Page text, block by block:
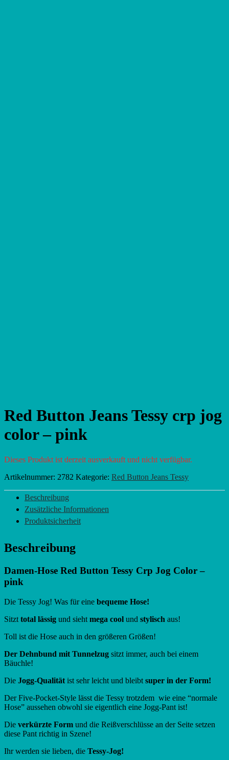
Red Button Jeans Tessy crp jog
color – pink
Dieses Produkt ist derzeit ausverkauft und nicht verfügbar.
Artikelnummer: 2782 Kategorie: Red Button Jeans Tessy
Beschreibung
Zusätzliche Informationen
Produktsicherheit
Beschreibung
Damen-Hose Red Button Tessy Crp Jog Color –
pink
Die Tessy Jog! Was für eine bequeme Hose!
Sitzt total lässig und sieht mega cool und stylisch aus!
Toll ist die Hose auch in den größeren Größen!
Der Dehnbund mit Tunnelzug sitzt immer, auch bei einem
Bäuchle!
Die Jogg-Qualität ist sehr leicht und bleibt super in der Form!
Der Five-Pocket-Style lässt die Tessy trotzdem wie eine “normale
Hose” aussehen obwohl sie eigentlich eine Jogg-Pant ist!
Die verkürzte Form und die Reißverschlüsse an der Seite setzen
diese Pant richtig in Szene!
Ihr werden sie lieben, die Tessy-Jog!